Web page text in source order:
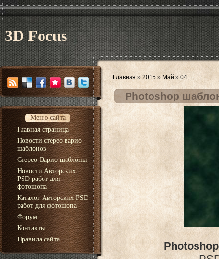
3D Focus
Меню сайта
Главная страница
Новости стерео варио
шаблонов
Стерео-Варио шаблоны
Новости Авторских
PSD работ для
фотошопа
Каталог Авторских PSD
работ для фотошопа
Форум
Контакты
Правила сайта
Главная » 2015 » Май » 04
Photoshop